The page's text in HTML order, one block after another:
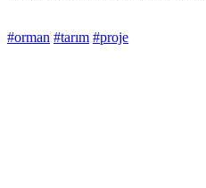
#orman #tarım #proje